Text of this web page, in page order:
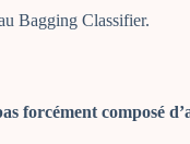
Bagging Classifier.
forcément composé